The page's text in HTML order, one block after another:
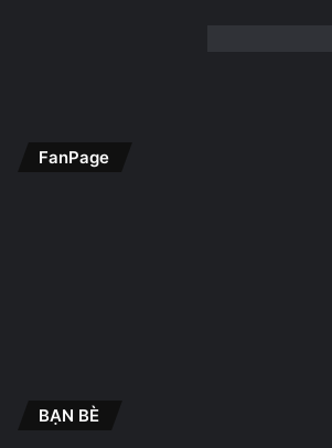
FanPage
BẠN BÈ